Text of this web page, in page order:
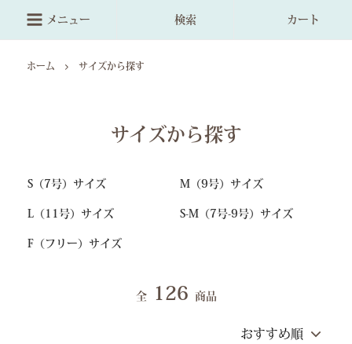
メニュー 検索 カート
ホーム サイズから探す
サイズから探す
S（7号）サイズ M（9号）サイズ
L（11号）サイズ S-M（7号-9号）サイズ
F（フリー）サイズ
全 126 商品